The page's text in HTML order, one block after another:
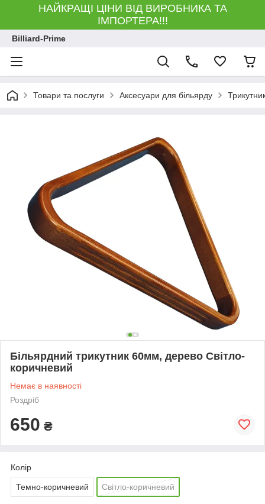
НАЙКРАЩІ ЦІНИ ВІД ВИРОБНИКА ТА
ІМПОРТЕРА!!!
Billiard-Prime
Товари та послуги Аксесуари для більярду
Більярдний трикутник 60мм, дерево Світло-
коричневий
Немає в наявності
Роздріб
650 ₴
Колір
Темно-коричневий Світло-коричневий